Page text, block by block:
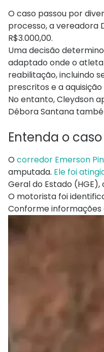
O caso passou por
processo, a vereadora
R$3.000,00.
Uma decisão
adaptado onde o
reabilitação, incluindo
prescritos e a
No entanto, Cleydson
Débora Santana
Entenda o caso
O corredor Emerson
amputada. Ele foi
Geral do Estado
O motorista foi
Conforme informações